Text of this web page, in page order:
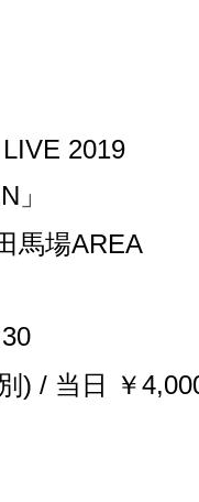
2019
」
馬場AREA
別 ) / 当日 ￥